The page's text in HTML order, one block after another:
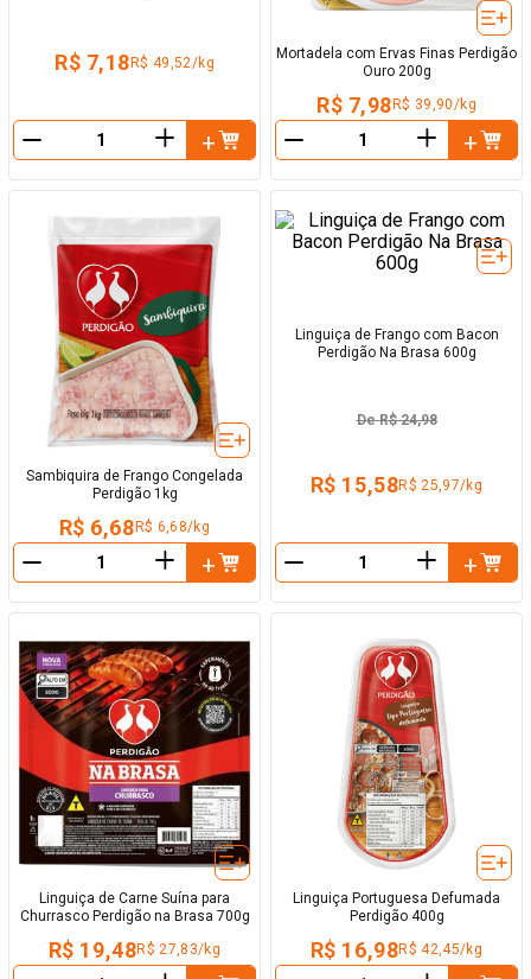
R$ 7,18R$ 49,52/kg
＋
－
Mortadela com Ervas Finas Perdigão
Ouro 200g
R$ 7,98 R$ 39,90/kg
＋
Sambiquira de Frango Congelada
Perdigão 1kg
R$ 6,68 R$ 6,68/kg
＋
Linguiça de Frango com Bacon
Perdigão Na Brasa 600g
De R$ 24,98
R$ 15,58R$ 25,97/kg
＋
Linguiça de Carne Suína para
Churrasco Perdigão na Brasa 700g
R$ 19,48R$ 27,83/kg
Linguiça Portuguesa Defumada
Perdigão 400g
R$ 16,98R$ 42,45/kg